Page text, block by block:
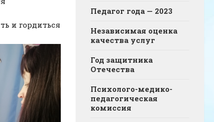
и гордиться
Педагог года — 2023
Независимая оценка
качества услуг
Год защитника
Отечества
Психолого-медико-
педагогическая
комиссия